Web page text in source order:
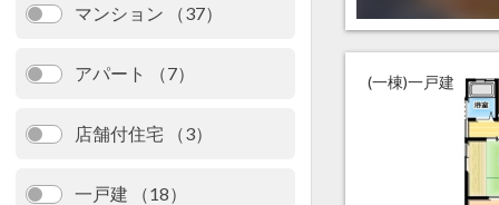
マンション （37）
アパート （7）
店舗付住宅 （3）
一戸建 （18）
(一棟)一戸建